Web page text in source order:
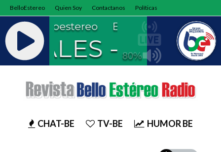
BelloEstereo Quien Soy Contactanos Políticas
CHAT-BE TV-BE HUMOR BE